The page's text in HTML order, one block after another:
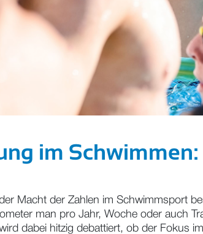
im
Macht der Zahlen im Schwimmsport
man pro Jahr, Woche oder auch
dabei hitzig debattiert, ob der Fokus